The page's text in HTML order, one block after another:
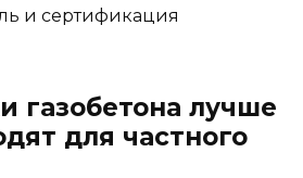
и сертификация
газобетона лучше
для частного